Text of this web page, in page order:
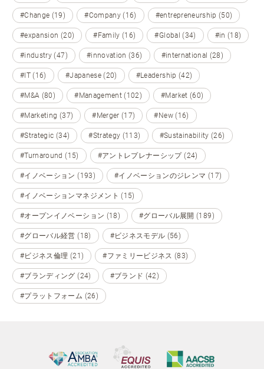
#Change (19) #Company (16) #entrepreneurship (50)
#expansion (20) #Family (16) #Global (34) #in (18)
#industry (47) #innovation (36) #international (28)
#IT (16) #Japanese (20) #Leadership (42)
#M&A (80) #Management (102) #Market (60)
#Marketing (37) #Merger (17) #New (16)
#Strategic (34) #Strategy (113) #Sustainability (26)
#Turnaround (15) #アントレプレナーシップ (24)
#イノベーション (193) #イノベーションのジレンマ (17)
#イノベーションマネジメント (15)
#オープンイノベーション (18) #グローバル展開 (189)
#グローバル経営 (18) #ビジネスモデル (56)
#ビジネス倫理 (21) #ファミリービジネス (83)
#ブランディング (24) #ブランド (42)
#プラットフォーム (26)